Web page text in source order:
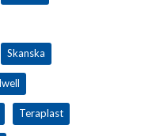
Skanska
Teraplast